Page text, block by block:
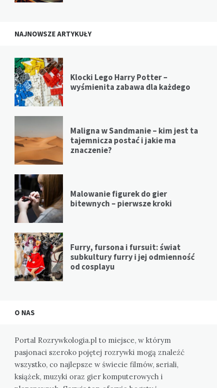
NAJNOWSZE ARTYKUŁY
Klocki Lego Harry Potter –
wyśmienita zabawa dla każdego
Maligna w Sandmanie – kim jest ta
tajemnicza postać i jakie ma
znaczenie?
Malowanie figurek do gier
bitewnych – pierwsze kroki
Furry, fursona i fursuit: świat
subkultury furry i jej odmienność
od cosplayu
O NAS
Portal Rozrywkologia.pl to miejsce, w którym
pasjonaci szeroko pojętej rozrywki mogą znaleźć
wszystko, co najlepsze w świecie filmów, seriali,
książek, muzyki oraz gier komputerowych i